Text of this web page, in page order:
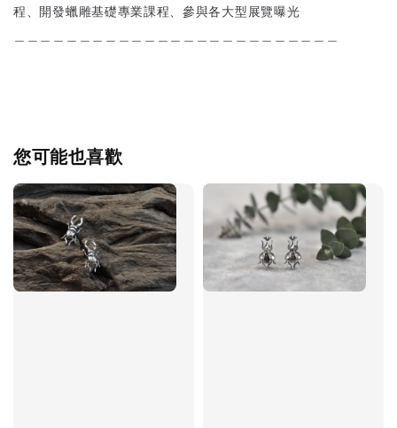
程、開發蠟雕基礎專業課程、參與各大型展覽曝光
您可能也喜歡